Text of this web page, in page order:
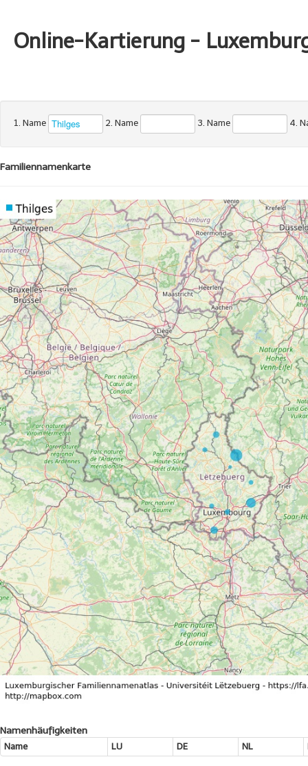
Online-Kartierung -
1. Name 2. Name 3. Name 4.
Familiennamenkarte
Namenhäufigkeiten
Name LU DE NL